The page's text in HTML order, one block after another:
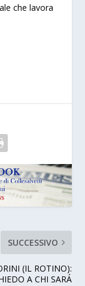
che lavora
SUCCESSIVO
(IL ROTINO):
A CHI SARÁ